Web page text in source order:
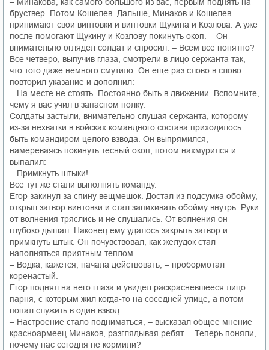
бруствер. Потом Кошелев. Дальше, Минаков и Кошелев
принимают свои винтовки и винтовки Щукина и Козлова. А уже
после помогают Щукину и Козлову покинуть окоп. – Он
внимательно оглядел солдат и спросил: – Всем все понятно?
Все четверо, выпучив глаза, смотрели в лицо сержанта так,
что того даже немного смутило. Он еще раз слово в слово
повторил указание и дополнил:
– На месте не стоять. Постоянно быть в движении. Вспомните,
чему я вас учил в запасном полку.
Солдаты застыли, внимательно слушая сержанта, которому
из-за нехватки в войсках командного состава приходилось
быть командиром целого взвода. Он выпрямился,
намереваясь покинуть тесный окоп, потом нахмурился и
выпалил:
– Примкнуть штыки!
Все тут же стали выполнять команду.
Егор закинул за спину вещмешок. Достал из подсумка обойму,
открыл затвор винтовки и стал запихивать обойму внутрь. Руки
от волнения тряслись и не слушались. От волнения он
глубоко дышал. Наконец ему удалось закрыть затвор и
примкнуть штык. Он почувствовал, как желудок стал
наполняться приятным теплом.
– Водка, кажется, начала действовать, – пробормотал
коренастый.
Егор поднял на него глаза и увидел раскрасневшееся лицо
парня, с которым жил когда-то на соседней улице, а потом
попал служить в один взвод.
– Настроение стало подниматься, – высказал общее мнение
красноармеец Минаков, разглядывая ребят. – Теперь поняли,
почему нас сегодня не кормили?